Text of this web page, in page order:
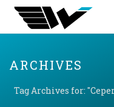
ARCHIVES
Tag Archives for: